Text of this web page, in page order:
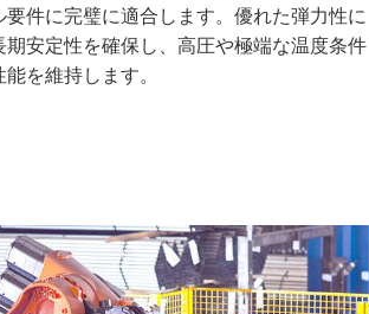
件に完璧に適合します。優れた弾力性に
期安定性を確保し、高圧や極端な温度条件
を維持します。